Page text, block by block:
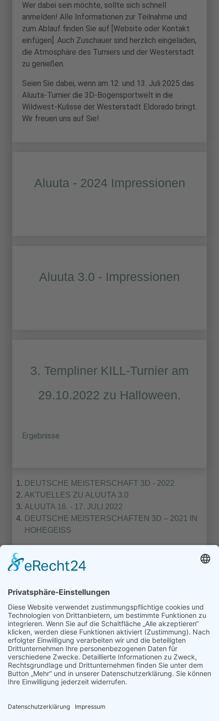
Wer dabei sein möchte, sollte sich schnell
anmelden! Alle Informationen zur Teilnahme und
zum Ablauf finden Sie auf [Website oder Kontakt
einfügen]. Auch Zuschauer sind herzlich eingeladen,
die Atmosphäre des Turniers und der Westerstadt
zu genießen.
Seien Sie dabei, wenn am 12. und 13. Juli 2025 das
Aluuta-Turnier die 3D-Bogensportwelt in die
Wildwest-Kulisse der Westerstadt Eldorado bringt.
Wir freuen uns auf Sie!
Aluuta - 2024 Impressionen
Aluuta 3.0 - Impressionen
3. Templiner KILL-Turnier am
29.10.2022 zu Halloween.
Ergebnisse
DEUTSCHE MEISTERSCHAFT 3D - 2022
AKTUELLES ZU ALUUTA 3.0
ALUUTA 16. - 17. JULI 2022
DEUTSCHE MEISTERSCHAFTEN 3D – 2021 IN
HOHEGEISS
Turniere Extern
Turniere in Templin
Turniere Nordmans CUP